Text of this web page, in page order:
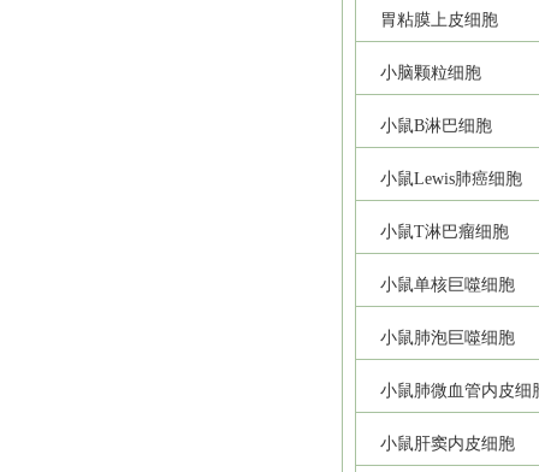
胃粘膜上皮细胞
小脑颗粒细胞
小鼠B淋巴细胞
小鼠Lewis肺癌细胞
小鼠T淋巴瘤细胞
小鼠单核巨噬细胞
小鼠肺泡巨噬细胞
小鼠肺微血管内皮细
小鼠肝窦内皮细胞